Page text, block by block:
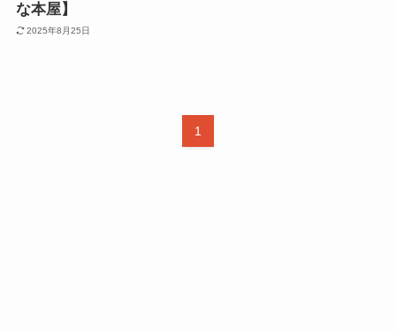
な本屋】
2025年8月25日
1